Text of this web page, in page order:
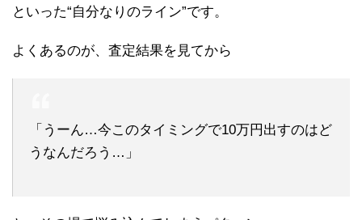
といった“自分なりのライン”です。
よくあるのが、査定結果を見てから
「うーん…今このタイミングで10万円出すのはど
うなんだろう…」